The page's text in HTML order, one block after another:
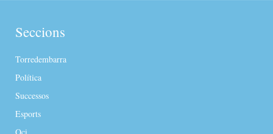
Seccions
Torredembarra
Política
Successos
Esports